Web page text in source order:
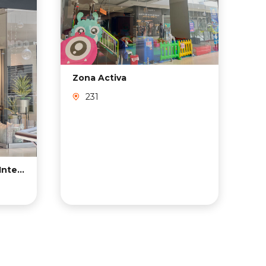
Mauricio Ramos Diseño Interior
Zona Activa
231